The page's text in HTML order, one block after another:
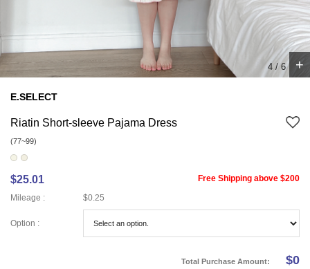
5 / 6 +
E.SELECT
Riatin Short-sleeve Pajama Dress
(77~99)
$25.01
Free Shipping above $200
Mileage :
$0.25
Option :
Total Purchase Amount: $0